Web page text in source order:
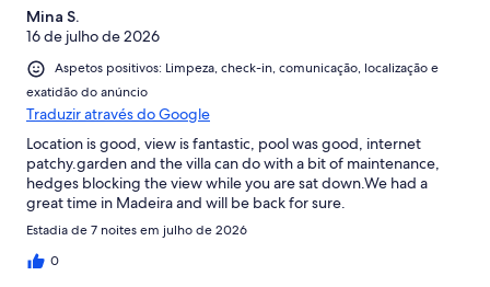
Mina S.
16 de julho de 2026
Aspetos positivos: Limpeza, check-in, comunicação, localização e
exatidão do anúncio
Traduzir através do Google
Location is good, view is fantastic, pool was good, internet
patchy.garden and the villa can do with a bit of maintenance,
hedges blocking the view while you are sat down.We had a
great time in Madeira and will be back for sure.
Estadia de 7 noites em julho de 2026
0